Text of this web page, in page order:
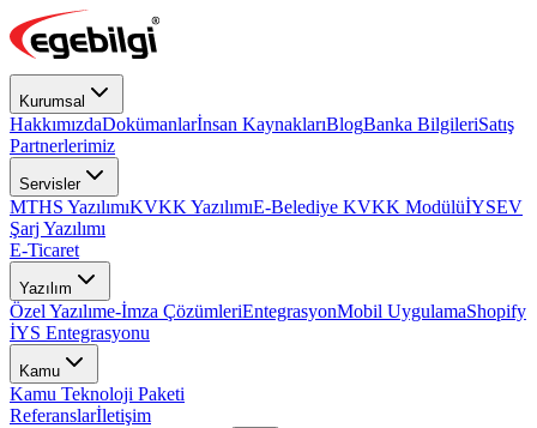
Kurumsal
HakkımızdaDokümanlarİnsan KaynaklarıBlogBanka BilgileriSatış
Partnerlerimiz
Servisler
MTHS YazılımıKVKK YazılımıE-Belediye KVKK ModülüİYSEV
Şarj Yazılımı
E-Ticaret
Yazılım
Özel Yazılıme-İmza ÇözümleriEntegrasyonMobil UygulamaShopify
İYS Entegrasyonu
Kamu
Kamu Teknoloji Paketi
Referanslarİletişim